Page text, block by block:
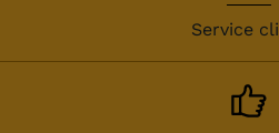
Service